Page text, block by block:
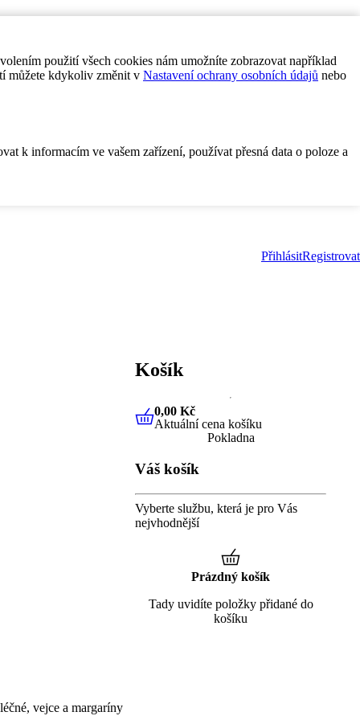
použití všech cookies nám umožníte zobrazovat například
můžete kdykoliv změnit v Nastavení ochrany osobních údajů nebo
k informacím ve vašem zařízení, používat přesná data o poloze a
PřihlásitRegistrovat
vejce a margaríny
Košík
0,00 KčAktuální cena košíku
0,00 Kč
Aktuální cena košíku
Pokladna
Váš košík
Vyberte službu, která je pro Vás
nejvhodnější
Prázdný košík
Tady uvidíte položky přidané do
košíku